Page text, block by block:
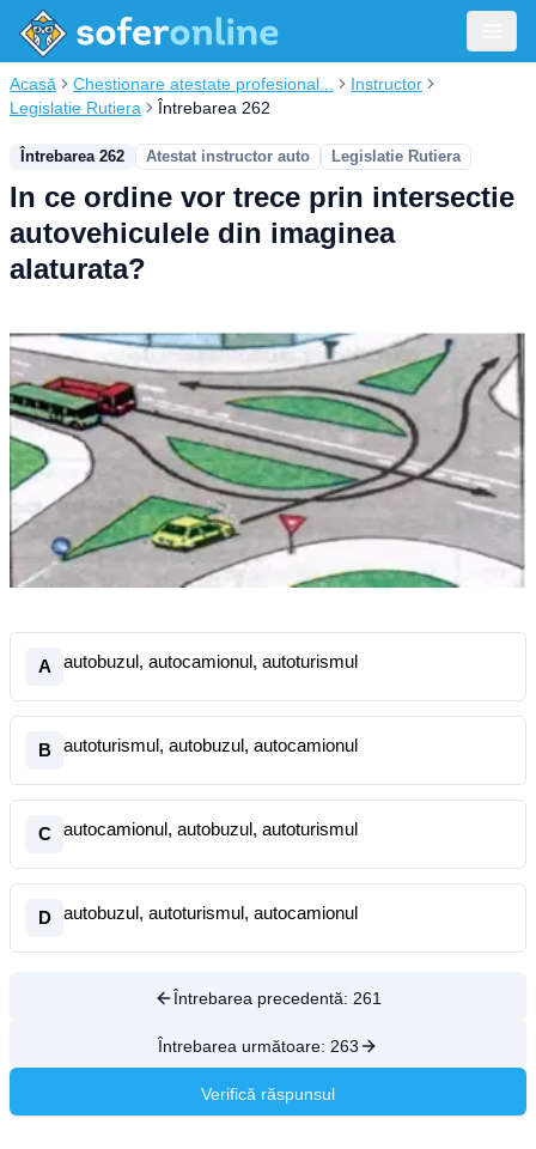
Acasă Chestionare atestate profesional...
Instructor
Legislatie Rutiera
Întrebarea 262
Întrebarea 262 Atestat instructor auto Legislatie Rutiera
In ce ordine vor trece prin intersectie
autovehiculele din imaginea
alaturata?
A autobuzul, autocamionul, autoturismul
B autoturismul, autobuzul, autocamionul
C autocamionul, autobuzul, autoturismul
D autobuzul, autoturismul, autocamionul
Întrebarea precedentă: 261
Întrebarea următoare: 263
Verifică răspunsul